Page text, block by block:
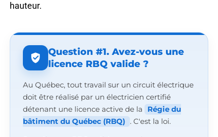
hauteur.
Question #1. Avez-vous une
licence RBQ valide ?
Au Québec, tout travail sur un circuit électrique
doit être réalisé par un électricien certifié
détenant une licence active de la
Régie du
bâtiment du Québec (RBQ)
. C'est la loi.